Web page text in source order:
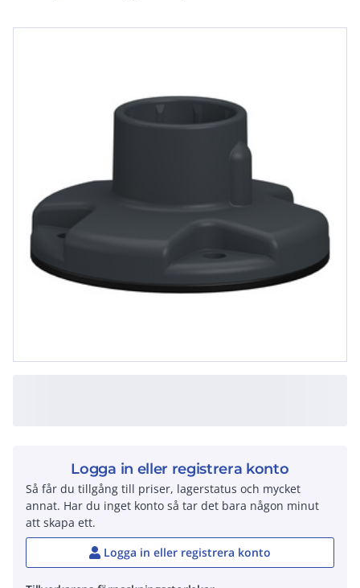
Logga in eller registrera konto
Så får du tillgång till priser, lagerstatus och mycket
annat. Har du inget konto så tar det bara någon minut
att skapa ett.
Logga in eller registrera konto